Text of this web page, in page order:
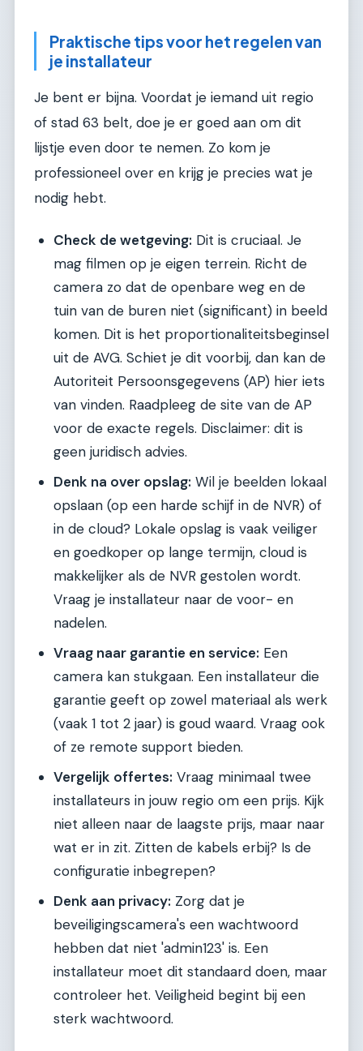
Praktische tips voor het regelen van
je installateur
Je bent er bijna. Voordat je iemand uit regio
of stad 63 belt, doe je er goed aan om dit
lijstje even door te nemen. Zo kom je
professioneel over en krijg je precies wat je
nodig hebt.
Check de wetgeving: Dit is cruciaal. Je
mag filmen op je eigen terrein. Richt de
camera zo dat de openbare weg en de
tuin van de buren niet (significant) in beeld
komen. Dit is het proportionaliteitsbeginsel
uit de AVG. Schiet je dit voorbij, dan kan de
Autoriteit Persoonsgegevens (AP) hier iets
van vinden. Raadpleeg de site van de AP
voor de exacte regels. Disclaimer: dit is
geen juridisch advies.
Denk na over opslag: Wil je beelden lokaal
opslaan (op een harde schijf in de NVR) of
in de cloud? Lokale opslag is vaak veiliger
en goedkoper op lange termijn, cloud is
makkelijker als de NVR gestolen wordt.
Vraag je installateur naar de voor- en
nadelen.
Vraag naar garantie en service: Een
camera kan stukgaan. Een installateur die
garantie geeft op zowel materiaal als werk
(vaak 1 tot 2 jaar) is goud waard. Vraag ook
of ze remote support bieden.
Vergelijk offertes: Vraag minimaal twee
installateurs in jouw regio om een prijs. Kijk
niet alleen naar de laagste prijs, maar naar
wat er in zit. Zitten de kabels erbij? Is de
configuratie inbegrepen?
Denk aan privacy: Zorg dat je
beveiligingscamera's een wachtwoord
hebben dat niet 'admin123' is. Een
installateur moet dit standaard doen, maar
controleer het. Veiligheid begint bij een
sterk wachtwoord.